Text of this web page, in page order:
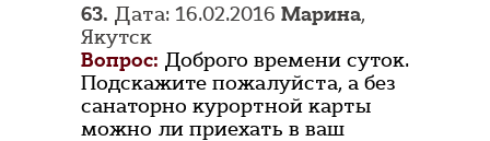
63. Дата: 16.02.2016 Марина,
Якутск
Вопрос: Доброго времени суток.
Подскажите пожалуйста, а без
санаторно курортной карты
можно ли приехать в ваш